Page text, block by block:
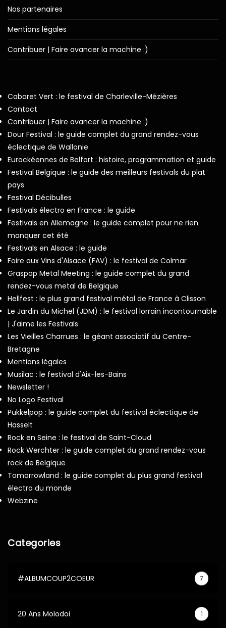
Nos partenaires
Mentions légales
Contribuer | Faire avancer la machine :)
Cabaret Vert : le festival de Charleville-Mézières
Contact
Contribuer | Faire avancer la machine :)
Dour Festival : le guide complet du grand rendez-vous
éclectique de Wallonie
Eurockéennes de Belfort : histoire, programmation et guide
Festival Belgique : le guide des meilleurs festivals du plat
pays
Festival Décibulles
Festivals électro en France : le guide
Festivals en Allemagne : le guide complet pour ne rien
manquer cet été
Festivals en Alsace : le guide
Foire aux Vins d'Alsace (FAV) : le festival de Colmar
Graspop Metal Meeting : le guide complet du grand
rendez-vous metal de Belgique
Hellfest : le plus grand festival métal de France à Clisson
Le Jardin du Michel (JDM) : le festival lorrain incontournable
| J'aime les Festivals
Les Vieilles Charrues : le géant associatif du Centre-
Bretagne
Mentions légales
Musilac : le festival d'Aix-les-Bains
Newsletter !
No Logo Festival
Pukkelpop : le guide complet du festival éclectique de
Hasselt
Rock en Seine : le festival de Saint-Cloud
Rock Werchter : le guide complet du grand rendez-vous
rock de Belgique
Tomorrowland : le guide complet du plus grand festival
électro du monde
Webzine
Categories
#ALBUMCOUP2COEUR 7
20 Ans Molodoi 1